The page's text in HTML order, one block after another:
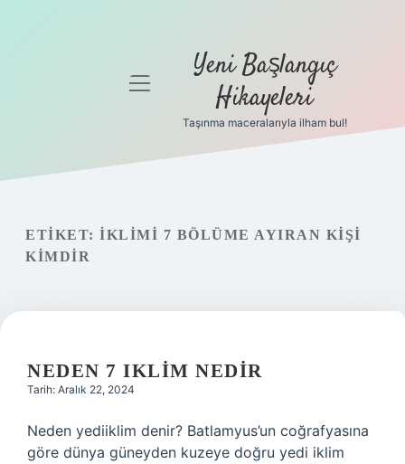
Gizlilik
Yasal Uyarı
menüyü
Yeni Başlangıç
Hikayeleri
Taşınma maceralarıyla ilham bul!
ETIKET: İKLIMI 7 BÖLÜME AYIRAN KIŞI
KIMDIR
NEDEN 7 IKLIM NEDIR
Tarih: Aralık 22, 2024
Neden yediiklim denir? Batlamyus’un coğrafyasına
göre dünya güneyden kuzeye doğru yedi iklim